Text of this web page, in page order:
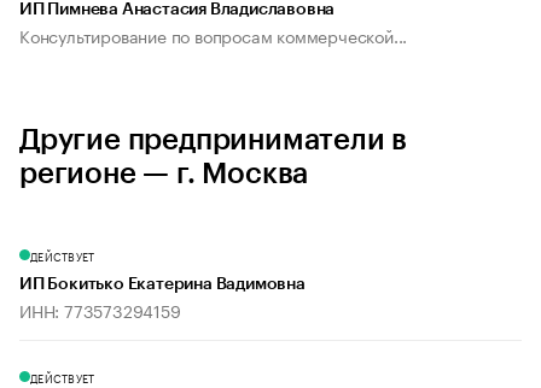
ИП Пимнева Анастасия Владиславовна
Консультирование по вопросам коммерческой...
Другие предприниматели в
регионе — г. Москва
ДЕЙСТВУЕТ
ИП Бокитько Екатерина Вадимовна
ИНН: 773573294159
ДЕЙСТВУЕТ